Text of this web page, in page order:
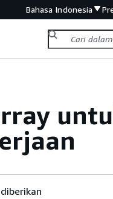
Bahasa Indonesia